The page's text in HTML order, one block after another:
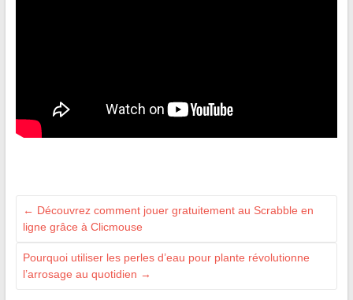
← Découvrez comment jouer gratuitement au Scrabble en
ligne grâce à Clicmouse
Pourquoi utiliser les perles d’eau pour plante révolutionne
l’arrosage au quotidien →